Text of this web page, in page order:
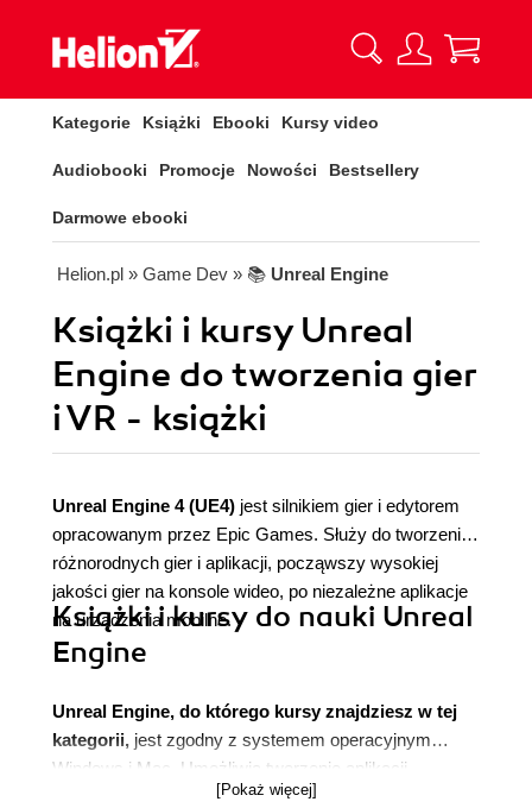
Kategorie Książki Ebooki Kursy video
Audiobooki Promocje Nowości Bestsellery
Darmowe ebooki
Helion.pl » Game Dev » 📚 Unreal Engine
Książki i kursy Unreal
Engine do tworzenia gier
i VR - książki
Unreal Engine 4 (UE4) jest silnikiem gier i edytorem
opracowanym przez Epic Games. Służy do tworzenia
różnorodnych gier i aplikacji, począwszy wysokiej
jakości gier na konsole wideo, po niezależne aplikacje
na urządzenia mobilne.
Książki i kursy do nauki Unreal
Engine
Unreal Engine, do którego kursy znajdziesz w tej
kategorii, jest zgodny z systemem operacyjnym
Windows i Mac. Umożliwia tworzenie aplikacji
działających na platformach Windows, Mac,
[Pokaż więcej]